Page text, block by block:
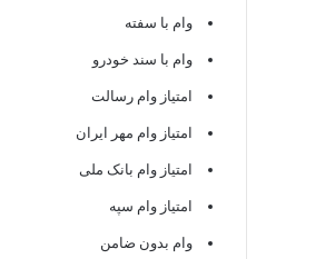
وام با سفته
وام با سند خودرو
امتیاز وام رسالت
امتیاز وام مهر ایران
امتیاز وام بانک ملی
امتیاز وام سپه
وام بدون ضامن